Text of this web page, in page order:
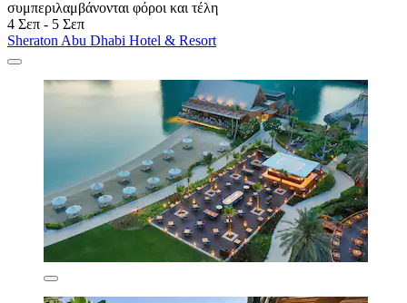
συμπεριλαμβάνονται φόροι και τέλη
4 Σεπ - 5 Σεπ
Sheraton Abu Dhabi Hotel & Resort